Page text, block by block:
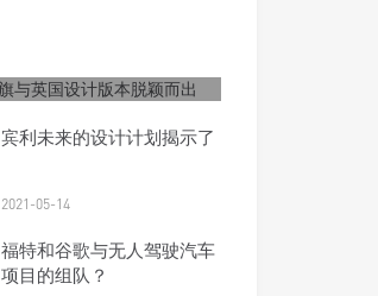
宾利未来的设计计划揭示了
2021-05-14
福特和谷歌与无人驾驶汽车
项目的组队？